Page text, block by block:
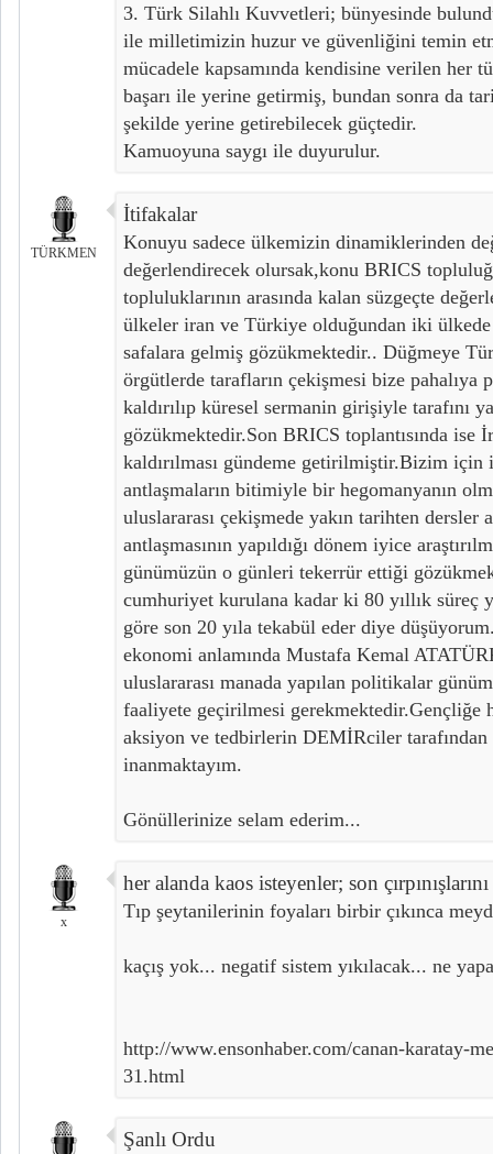
3. Türk Silahlı Kuvvetleri; bünyesinde
ile milletimizin huzur ve güvenliğini temin
mücadele kapsamında kendisine verilen her
başarı ile yerine getirmiş, bundan sonra da
şekilde yerine getirebilecek güçtedir.
Kamuoyuna saygı ile duyurulur.
TÜRKMEN
İtifakalar
Konuyu sadece ülkemizin dinamiklerinden
değerlendirecek olursak,konu BRICS
topluluklarının arasında kalan süzgeçte
ülkeler iran ve Türkiye olduğundan iki ülkede
safalara gelmiş gözükmektedir.. Düğmeye
örgütlerde tarafların çekişmesi bize pahalıya
kaldırılıp küresel sermanin girişiyle tarafını
gözükmektedir.Son BRICS toplantısında ise
kaldırılması gündeme getirilmiştir.Bizim
antlaşmaların bitimiyle bir hegomanyanın
uluslararası çekişmede yakın tarihten dersler
antlaşmasının yapıldığı dönem iyice
günümüzün o günleri tekerrür ettiği
cumhuriyet kurulana kadar ki 80 yıllık süreç
göre son 20 yıla tekabül eder diye
ekonomi anlamında Mustafa Kemal
uluslararası manada yapılan politikalar
faaliyete geçirilmesi gerekmektedir.Gençliğe
aksiyon ve tedbirlerin DEMİRciler tarafından
inanmaktayım.
Gönüllerinize selam ederim...
x
her alanda kaos isteyenler; son
Tıp şeytanilerinin foyaları birbir çıkınca
kaçış yok... negatif sistem yıkılacak... ne
http://www.ensonhaber.com/canan-karatay-
31.html
Şanlı Ordu